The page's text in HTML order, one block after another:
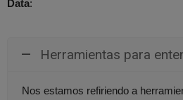
Data:
Herramientas para
Nos estamos refiriendo a